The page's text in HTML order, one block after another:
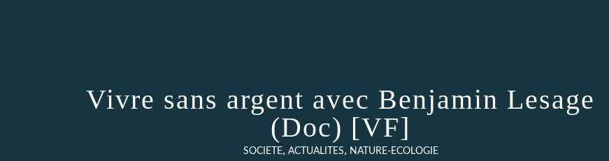
Vivre sans argent avec Benjamin Lesage
(Doc) [VF]
SOCIETE, ACTUALITES, NATURE-ECOLOGIE